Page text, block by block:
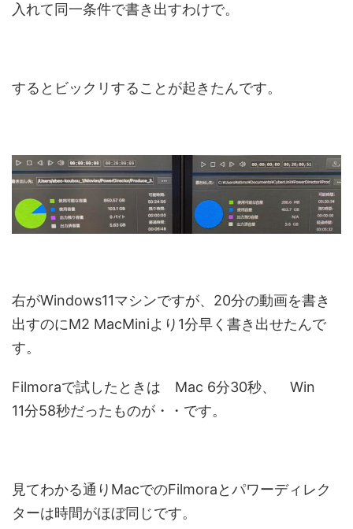
入れて同一条件で書き出すわけで。
するとビックリすることが起きたんです。
右がWindows11マシンですが、20分の動画を書き
出すのにM2 MacMiniより1分早く書き出せたんで
す。
Filmoraで試したときは Mac 6分30秒、 Win
11分58秒だったものが・・です。
見てわかる通りMacでのFilmoraとパワーディレク
ターは時間がほぼ同じです。